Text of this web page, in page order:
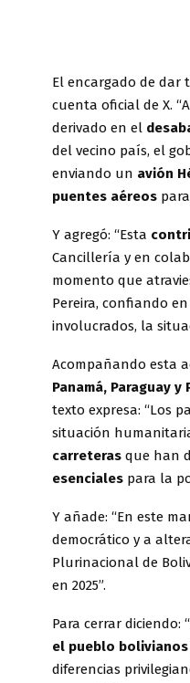
El encargado de
cuenta oficial de X.
derivado en el
del vecino país, el
enviando un avión
puentes aéreos
Y agregó: “Esta
Cancillería y en
momento que
Pereira, confiando
involucrados, la
Acompañando esta
Panamá, Paraguay y
texto expresa: “Los
situación
carreteras que han
esenciales para la
Y añade: “En este
democrático y a
Plurinacional de
en 2025”.
Para cerrar diciendo:
el pueblo bolivianos
diferencias